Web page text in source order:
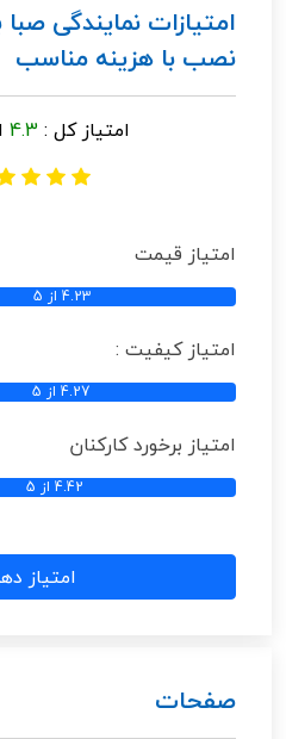
امتیازات نمایندگی صبا
نصب با هزینه مناسب
امتیاز کل :4.3
امتیاز قیمت
4.23 از 5
امتیاز کیفیت :
4.27 از 5
امتیاز برخورد کارکنان
4.42 از 5
امتیاز
صفحات